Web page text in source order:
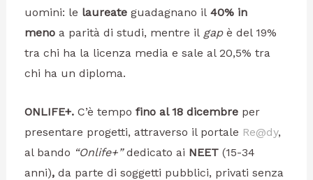
uomini: le laureate guadagnano il 40% in
menoa parità di studi, mentre il gap è del 19%
tra chi ha la licenza media e sale al 20,5% tra
chi ha un diploma.
ONLIFE+.C’è tempo fino al 18 dicembre per
presentare progetti, attraverso il portale Re@dy,
al bando “Onlife+”dedicato ai NEET(15-34
anni), da parte di soggetti pubblici, privati senza